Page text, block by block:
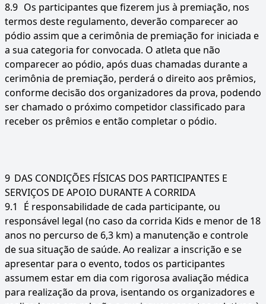
8.9 Os participantes que fizerem jus à premiação, nos
termos deste regulamento, deverão comparecer ao
pódio assim que a cerimônia de premiação for iniciada e
a sua categoria for convocada. O atleta que não
comparecer ao pódio, após duas chamadas durante a
cerimônia de premiação, perderá o direito aos prêmios,
conforme decisão dos organizadores da prova, podendo
ser chamado o próximo competidor classificado para
receber os prêmios e então completar o pódio.
9 DAS CONDIÇÕES FÍSICAS DOS PARTICIPANTES E
SERVIÇOS DE APOIO DURANTE A CORRIDA
9.1
É responsabilidade de cada participante, ou
responsável legal (no caso da corrida Kids e menor de 18
anos no percurso de 6,3 km) a manutenção e controle
de sua situação de saúde. Ao realizar a inscrição e se
apresentar para o evento, todos os participantes
assumem estar em dia com rigorosa avaliação médica
para realização da prova, isentando os organizadores e